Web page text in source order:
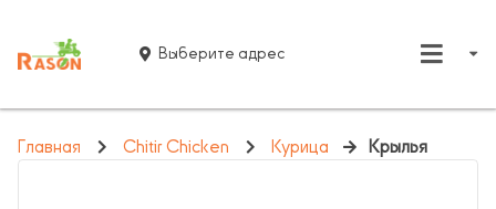
Выберите адрес
Главная Chitir Chicken Курица Крылья